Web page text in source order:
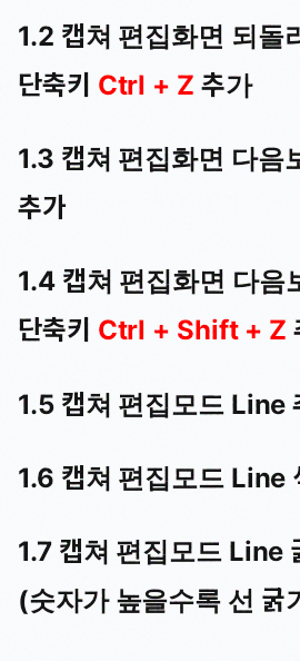
1.2 캡쳐 편집화면 되돌
단축키 Ctrl + Z 추가
1.3 캡쳐 편집화면 다음
추가
1.4 캡쳐 편집화면 다음
단축키 Ctrl + Shift + Z
1.5 캡쳐 편집모드 Line
1.6 캡쳐 편집모드 Line
1.7 캡쳐 편집모드 Line
(숫자가 높을수록 선 굵